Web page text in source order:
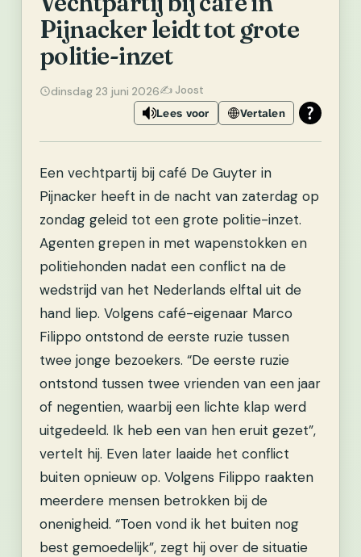
Pijnacker leidt tot grote
politie-inzet
dinsdag 23 juni 2026✍️ Joost
Lees voor Vertalen
Een vechtpartij bij café De Guyter in
Pijnacker heeft in de nacht van zaterdag op
zondag geleid tot een grote politie-inzet.
Agenten grepen in met wapenstokken en
politiehonden nadat een conflict na de
wedstrijd van het Nederlands elftal uit de
hand liep. Volgens café-eigenaar Marco
Filippo ontstond de eerste ruzie tussen
twee jonge bezoekers. “De eerste ruzie
ontstond tussen twee vrienden van een jaar
of negentien, waarbij een lichte klap werd
uitgedeeld. Ik heb een van hen eruit gezet”,
vertelt hij. Even later laaide het conflict
buiten opnieuw op. Volgens Filippo raakten
meerdere mensen betrokken bij de
onenigheid. “Toen vond ik het buiten nog
best gemoedelijk”, zegt hij over de situatie